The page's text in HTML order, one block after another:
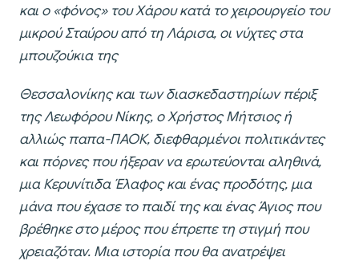
και ο «φόνος» του Χάρου κατά το χειρουργείο του
μικρού Σταύρου από τη Λάρισα, οι νύχτες στα
μπουζούκια της
Θεσσαλονίκης και των διασκεδαστηρίων πέριξ
της Λεωφόρου Νίκης, ο Χρήστος Μήτσιος ή
αλλιώς παπα-ΠΑΟΚ, διεφθαρμένοι πολιτικάντες
και πόρνες που ήξεραν να ερωτεύονται αληθινά,
μια Κερυνίτιδα Έλαφος και ένας προδότης, μια
μάνα που έχασε το παιδί της και ένας Άγιος που
βρέθηκε στο μέρος που έπρεπε τη στιγμή που
χρειαζόταν. Μια ιστορία που θα ανατρέψει